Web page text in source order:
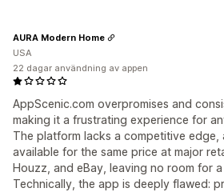
AppScenic.com overpromises and
making it a frustrating experience for
The platform lacks a competitive edge,
available for the same price at major
Houzz, and eBay, leaving no room for
Technically, the app is deeply flawed:
AURA Modern Home
USA
22 dagar användning av appen